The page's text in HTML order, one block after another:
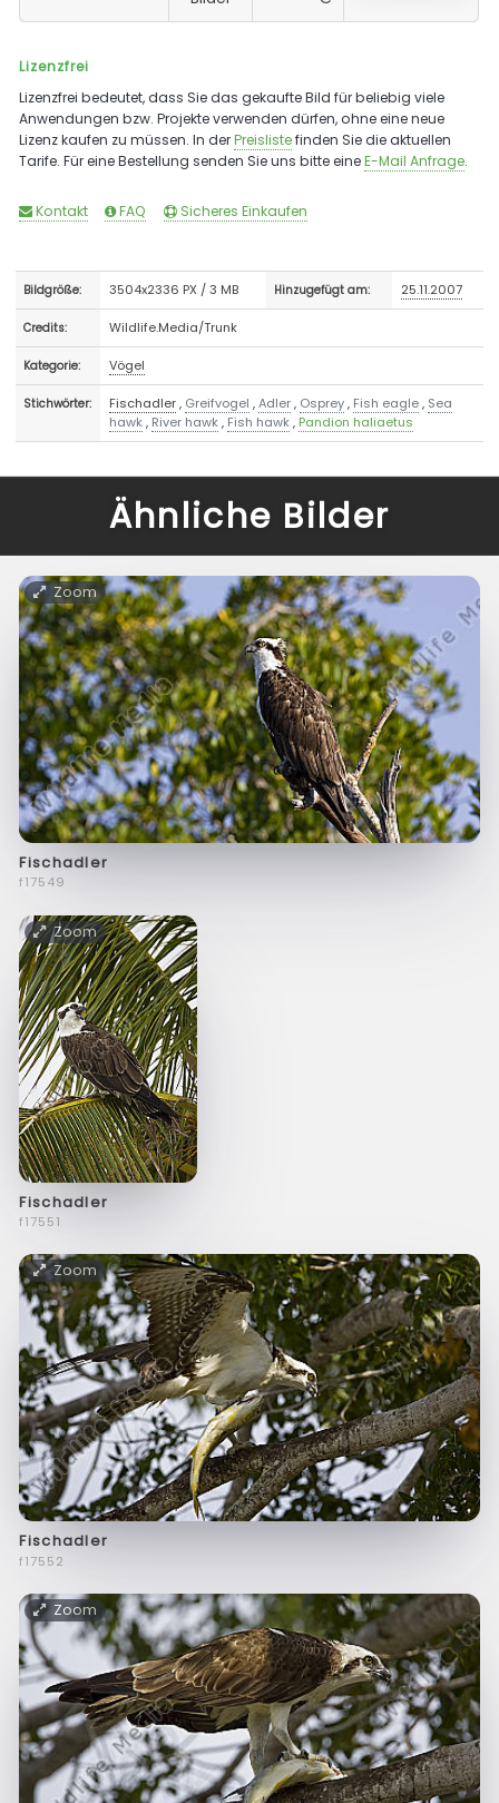
Lizenzfrei
Lizenzfrei bedeutet, dass Sie das gekaufte Bild für beliebig viele
Anwendungen bzw. Projekte verwenden dürfen, ohne eine neue
Lizenz kaufen zu müssen. In derPreislistefinden Sie die aktuellen
Tarife. Für eine Bestellung senden Sie uns bitte eineE-Mail Anfrage.
Kontakt FAQ Sicheres Einkaufen
Bildgröße: 3504x2336 PX / 3 MB Hinzugefügt am: 25.11.2007
Credits: Wildlife.Media/Trunk
Kategorie: Vögel
Stichwörter: Fischadler, Greifvogel ,Adler, Osprey, Fish eagle, Sea
hawk, River hawk, Fish hawk, Pandion haliaetus
Ähnliche Bilder
Zoom
Fischadler
f17549
Zoom
Fischadler
f17551
Zoom
Fischadler
f17552
Zoom